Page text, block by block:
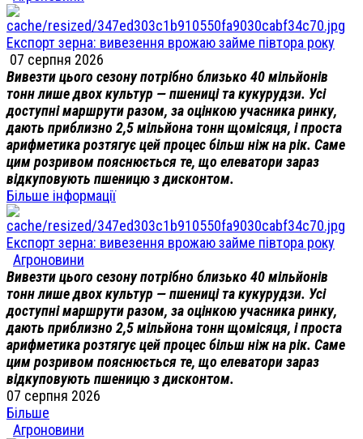
Експорт зерна: вивезення врожаю займе півтора року
07 серпня 2026
Вивезти цього сезону потрібно близько 40 мільйонів
тонн лише двох культур — пшениці та кукурудзи. Усі
доступні маршрути разом, за оцінкою учасника ринку,
дають приблизно 2,5 мільйона тонн щомісяця, і проста
арифметика розтягує цей процес більш ніж на рік. Саме
цим розривом пояснюється те, що елеватори зараз
відкуповують пшеницю з дисконтом.
Більше інформації
Експорт зерна: вивезення врожаю займе півтора року
Агроновини
Вивезти цього сезону потрібно близько 40 мільйонів
тонн лише двох культур — пшениці та кукурудзи. Усі
доступні маршрути разом, за оцінкою учасника ринку,
дають приблизно 2,5 мільйона тонн щомісяця, і проста
арифметика розтягує цей процес більш ніж на рік. Саме
цим розривом пояснюється те, що елеватори зараз
відкуповують пшеницю з дисконтом.
07 серпня 2026
Більше
Агроновини